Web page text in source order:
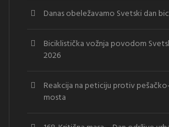
Danas obeležavamo Svetski dan
Biciklistička vožnja povodom
2026
Reakcija na peticiju protiv
mosta